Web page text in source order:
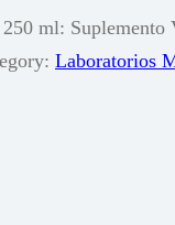
ml:
Laboratorios